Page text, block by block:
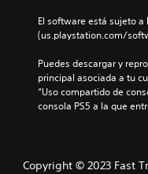
El software está sujeto a
(us.playstation.com/
Puedes descargar y
principal asociada a tu
“Uso compartido de
consola PS5 a la que
Copyright © 2023 Fast